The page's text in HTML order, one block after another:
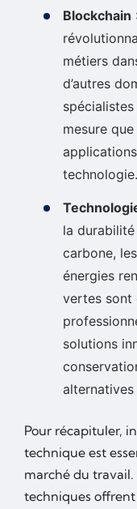
Blockchain
métiers
d’autres
mesure
technologie.
la
carbone,
énergies
vertes sont
solutions
Pour récapituler,
technique est
marché du
techniques offrent